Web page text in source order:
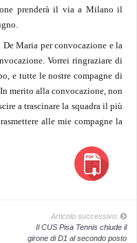
prenderà il via a Milano il
Maria per convocazione e la
Vorrei ringraziare di
e tutte le nostre compagne di
merito alla convocazione, non
a trascinare la squadra il più
alle mie compagne la
Articolo successivo:
Il CUS Pisa Tennis chiude il
girone di D1 al secondo posto